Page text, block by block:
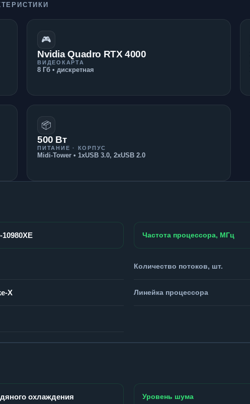
🎮
Nvidia Quadro RTX 4000
ВИДЕОКАРТА
8 Гб • дискретная
📦
500 Вт
ПИТАНИЕ · КОРПУС
Midi-Tower • 1xUSB 3.0, 2xUSB 2.0
Частота процессора, МГц
Количество потоков, шт.
X Линейка процессора
охлаждения Уровень шума